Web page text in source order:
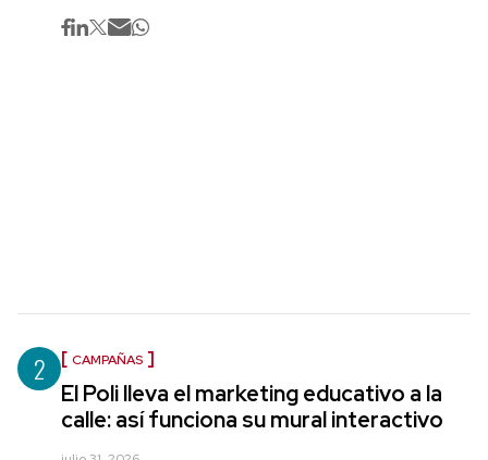
2 CAMPAÑAS
El Poli lleva el marketing educativo a la
calle: así funciona su mural interactivo